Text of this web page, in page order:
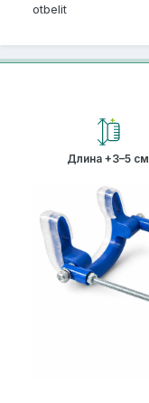
otbelit
Длина +3–5 см